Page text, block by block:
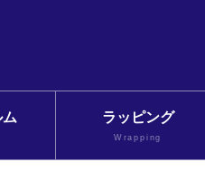
ラッピング
Wrapping